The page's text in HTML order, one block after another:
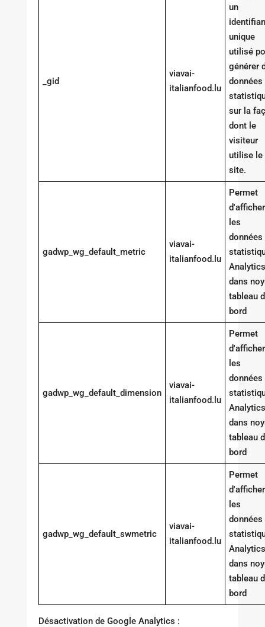
_gid
viavai-
italianfood.lu
un
unique
utilisé
générer
données
sur la
dont le
visiteur
utilise le
site.
gadwp_wg_default_metric
viavai-
italianfood.lu
Permet
d'afficher
les
données
Analytics
dans
tableau
bord
gadwp_wg_default_dimension
viavai-
italianfood.lu
Permet
d'afficher
les
données
Analytics
dans
tableau
bord
gadwp_wg_default_swmetric
viavai-
italianfood.lu
Permet
d'afficher
les
données
Analytics
dans
tableau
bord
Désactivation de Google Analytics :